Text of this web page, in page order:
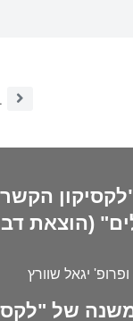
(הוצאת
ופרופ' יגאל שוורץ
משנה של